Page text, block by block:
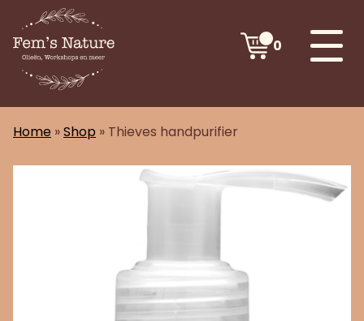
0
Home »Shop » Thieves handpurifier